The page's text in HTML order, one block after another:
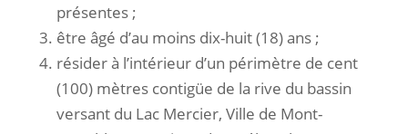
présentes ;
être âgé d’au moins dix-huit (18) ans ;
résider à l’intérieur d’un périmètre de cent
(100) mètres contigüe de la rive du bassin
versant du Lac Mercier, Ville de Mont-